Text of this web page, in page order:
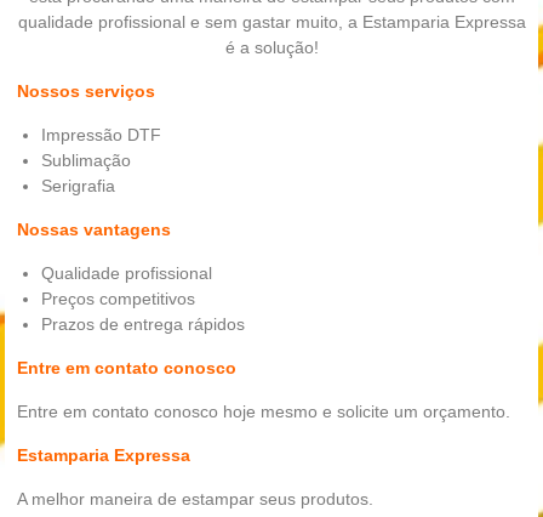
qualidade profissional e sem gastar muito, a Estamparia Expressa
é a solução!
Nossos serviços
Impressão DTF
Sublimação
Serigrafia
Nossas vantagens
Qualidade profissional
Preços competitivos
Prazos de entrega rápidos
Entre em contato conosco
Entre em contato conosco hoje mesmo e solicite um orçamento.
Estamparia Expressa
A melhor maneira de estampar seus produtos.